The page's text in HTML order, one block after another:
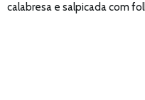
calabresa e salpicada com